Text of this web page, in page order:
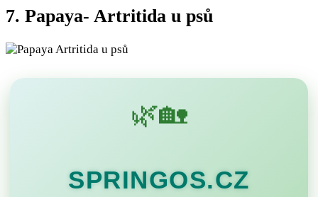
7. Papaya- Artritida u psů
🌿🏡
SPRINGOS.CZ